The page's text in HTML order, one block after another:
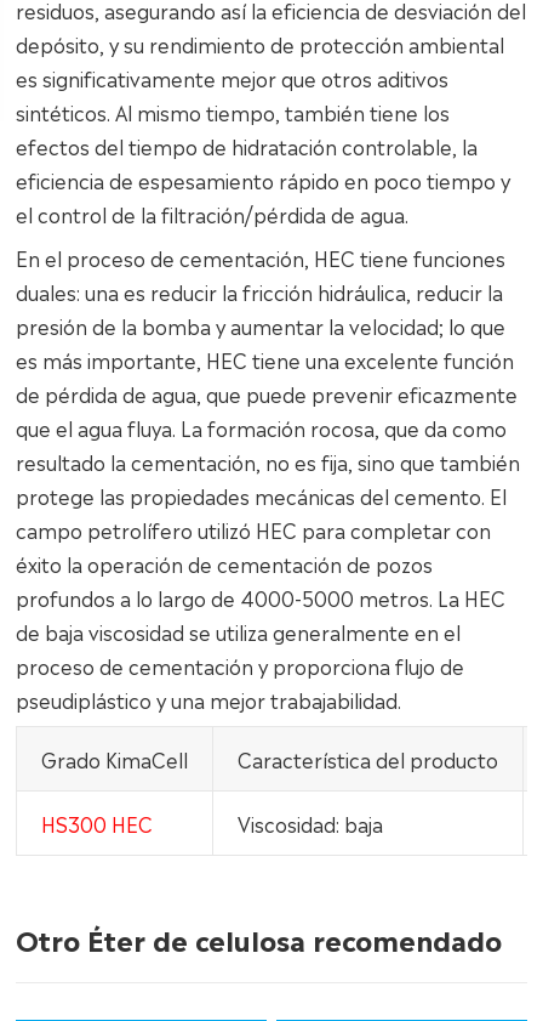
residuos, asegurando así la eficiencia de desviación del
depósito, y su rendimiento de protección ambiental
es significativamente mejor que otros aditivos
sintéticos. Al mismo tiempo, también tiene los
efectos del tiempo de hidratación controlable, la
eficiencia de espesamiento rápido en poco tiempo y
el control de la filtración/pérdida de agua.
En el proceso de cementación, HEC tiene funciones
duales: una es reducir la fricción hidráulica, reducir la
presión de la bomba y aumentar la velocidad; lo que
es más importante, HEC tiene una excelente función
de pérdida de agua, que puede prevenir eficazmente
que el agua fluya. La formación rocosa, que da como
resultado la cementación, no es fija, sino que también
protege las propiedades mecánicas del cemento. El
campo petrolífero utilizó HEC para completar con
éxito la operación de cementación de pozos
profundos a lo largo de 4000-5000 metros. La HEC
de baja viscosidad se utiliza generalmente en el
proceso de cementación y proporciona flujo de
pseudiplástico y una mejor trabajabilidad.
Grado KimaCell Característica del producto
HS300 HEC Viscosidad: baja
Otro Éter de celulosa recomendado